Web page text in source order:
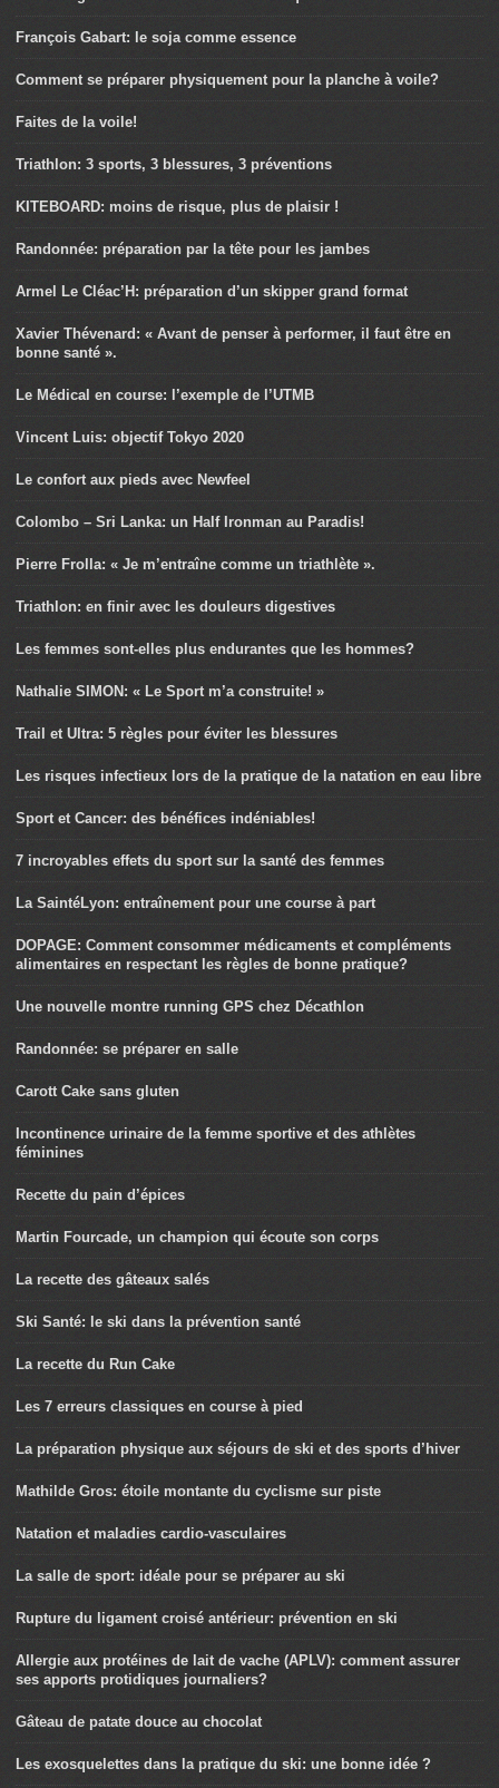
François Gabart: le soja comme essence
Comment se préparer physiquement pour la planche à voile?
Faites de la voile!
Triathlon: 3 sports, 3 blessures, 3 préventions
KITEBOARD: moins de risque, plus de plaisir !
Randonnée: préparation par la tête pour les jambes
Armel Le Cléac’H: préparation d’un skipper grand format
Xavier Thévenard: « Avant de penser à performer, il faut être en
bonne santé ».
Le Médical en course: l’exemple de l’UTMB
Vincent Luis: objectif Tokyo 2020
Le confort aux pieds avec Newfeel
Colombo – Sri Lanka: un Half Ironman au Paradis!
Pierre Frolla: « Je m’entraîne comme un triathlète ».
Triathlon: en finir avec les douleurs digestives
Les femmes sont-elles plus endurantes que les hommes?
Nathalie SIMON: « Le Sport m’a construite! »
Trail et Ultra: 5 règles pour éviter les blessures
Les risques infectieux lors de la pratique de la natation en eau libre
Sport et Cancer: des bénéfices indéniables!
7 incroyables effets du sport sur la santé des femmes
La SaintéLyon: entraînement pour une course à part
DOPAGE: Comment consommer médicaments et compléments
alimentaires en respectant les règles de bonne pratique?
Une nouvelle montre running GPS chez Décathlon
Randonnée: se préparer en salle
Carott Cake sans gluten
Incontinence urinaire de la femme sportive et des athlètes
féminines
Recette du pain d’épices
Martin Fourcade, un champion qui écoute son corps
La recette des gâteaux salés
Ski Santé: le ski dans la prévention santé
La recette du Run Cake
Les 7 erreurs classiques en course à pied
La préparation physique aux séjours de ski et des sports d’hiver
Mathilde Gros: étoile montante du cyclisme sur piste
Natation et maladies cardio-vasculaires
La salle de sport: idéale pour se préparer au ski
Rupture du ligament croisé antérieur: prévention en ski
Allergie aux protéines de lait de vache (APLV): comment assurer
ses apports protidiques journaliers?
Gâteau de patate douce au chocolat
Les exosquelettes dans la pratique du ski: une bonne idée ?